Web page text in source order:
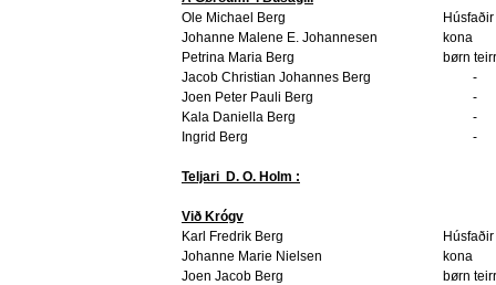
Ole Michael Berg
Húsfaðir
Johanne Malene E. Johannesen
kona
Petrina Maria Berg
børn
Jacob Christian Johannes Berg
-
Joen Peter Pauli Berg
-
Kala Daniella Berg
-
Ingrid Berg
-
Teljari D. O. Holm :
Við Krógv
Karl Fredrik Berg
Húsfaðir
Johanne Marie Nielsen
kona
Joen Jacob Berg
børn